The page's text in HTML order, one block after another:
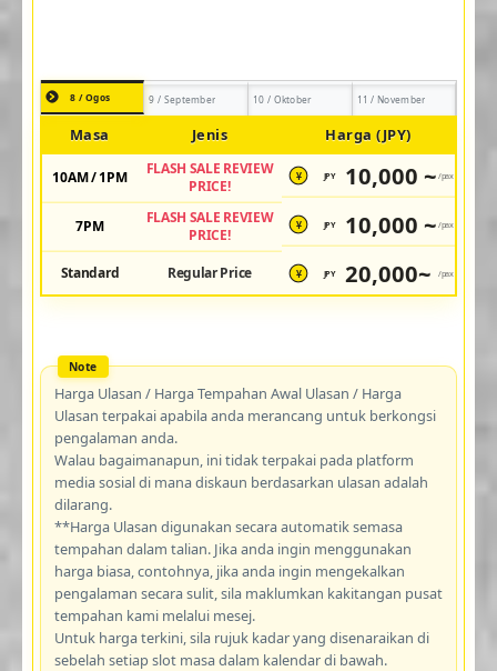
8 / Ogos 9 / September 10 / Oktober 11 / November
Masa Jenis Harga (JPY)
10AM / 1PM
FLASH SALE REVIEW
PRICE!
¥ JPY 10,000 ~ /pax
7PM
FLASH SALE REVIEW
PRICE!
¥ JPY 10,000 ~ /pax
Standard Regular Price ¥ JPY 20,000~ /pax
Harga Ulasan / Harga Tempahan Awal Ulasan / Harga
Ulasan terpakai apabila anda merancang untuk berkongsi
pengalaman anda.
Walau bagaimanapun, ini tidak terpakai pada platform
media sosial di mana diskaun berdasarkan ulasan adalah
dilarang.
**Harga Ulasan digunakan secara automatik semasa
tempahan dalam talian. Jika anda ingin menggunakan
harga biasa, contohnya, jika anda ingin mengekalkan
pengalaman secara sulit, sila maklumkan kakitangan pusat
tempahan kami melalui mesej.
Untuk harga terkini, sila rujuk kadar yang disenaraikan di
sebelah setiap slot masa dalam kalendar di bawah.